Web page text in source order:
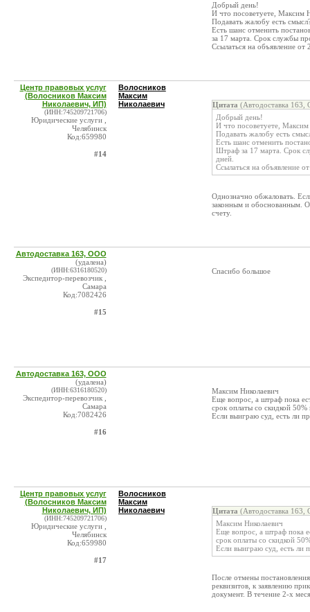
Добрый день!
И что посоветуете, Максим
Подавать жалобу есть
Есть шанс отменить
за 17 марта. Срок службы
Ссылаться на объявление
Центр правовых услуг
(Волосников Максим
Николаевич, ИП)
(ИНН:745209721706)
Юридические услуги ,
Челябинск
Код:659980
#14
Волосников
Максим
Николаевич
Цитата (Автодоставка
Добрый день!
И что посоветуете, Максим
Подавать жалобу есть
Есть шанс отменить
Штраф за 17 марта. Срок
дней.
Ссылаться на объявление
Однозначно обжаловать.
законным и обоснованным.
счету.
Автодоставка 163, ООО
(удалена)
(ИНН:6316180520)
Экспедитор-перевозчик ,
Самара
Код:7082426
#15
Спасибо большое
Автодоставка 163, ООО
(удалена)
(ИНН:6316180520)
Экспедитор-перевозчик ,
Самара
Код:7082426
#16
Максим Николаевич
Еще вопрос, а штраф пока
срок оплаты со скидкой
Если выиграю суд, есть ли
Центр правовых услуг
(Волосников Максим
Николаевич, ИП)
(ИНН:745209721706)
Юридические услуги ,
Челябинск
Код:659980
#17
Волосников
Максим
Николаевич
Цитата (Автодоставка
Максим Николаевич
Еще вопрос, а штраф пока
срок оплаты со скидкой
Если выиграю суд, есть ли
После отмены
реквизитов, к заявлению
документ. В течение 2-х